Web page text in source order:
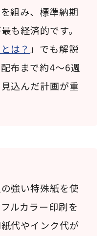
組み、標準納期
も経済的です。
は？ 」でも解説
布まで約4〜6週
込んだ計画が重
強い特殊紙を使
ルカラー印刷を
代やインク代が